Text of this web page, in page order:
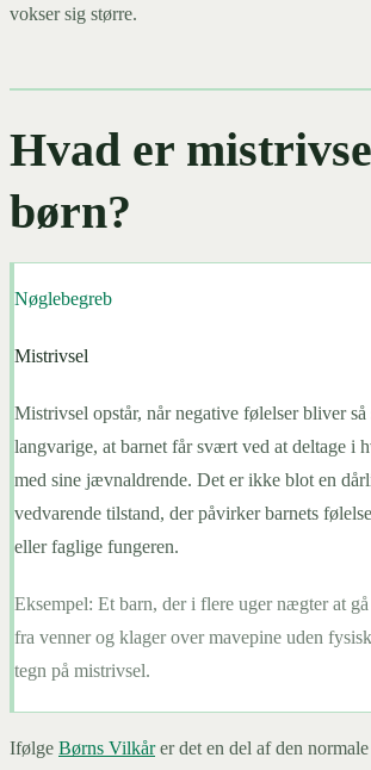
vokser sig større.
Hvad er
børn?
Nøglebegreb
Mistrivsel
Mistrivsel opstår, når negative følelser bliver
langvarige, at barnet får svært ved at deltage i
med sine jævnaldrende. Det er ikke blot en
vedvarende tilstand, der påvirker barnets
eller faglige fungeren.
Eksempel: Et barn, der i flere uger nægter at
fra venner og klager over mavepine uden
tegn på mistrivsel.
Ifølge Børns Vilkårer det en del af den